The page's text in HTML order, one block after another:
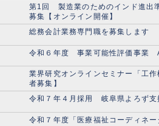
第1回 製造業のためのインド進
募集【オンライン開催】
総務会計業務専門職を募集します
令和６年度 事業可能性評価事業
業界研究オンラインセミナー「工
者募集】
令和７年４月採用 岐阜県よろず支
令和７年度「医療福祉コーディネ